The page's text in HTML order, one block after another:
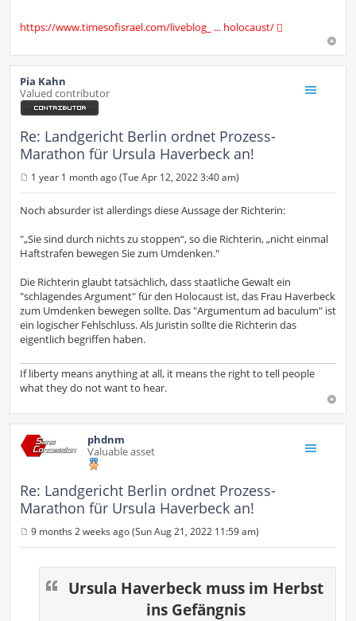
https://www.timesofisrael.com/liveblog_ ... holocaust/
Pia Kahn
Valued contributor
Re: Landgericht Berlin ordnet Prozess-
Marathon für Ursula Haverbeck an!
o
s
1 year 1 month ago (Tue Apr 12, 2022 3:40 am)
Noch absurder ist allerdings diese Aussage der Richterin:
"„Sie sind durch nichts zu stoppen“, so die Richterin, „nicht einmal
Haftstrafen bewegen Sie zum Umdenken."
Die Richterin glaubt tatsächlich, dass staatliche Gewalt ein
"schlagendes Argument" für den Holocaust ist, das Frau Haverbeck
zum Umdenken bewegen sollte. Das "Argumentum ad baculum" ist
ein logischer Fehlschluss. Als Juristin sollte die Richterin das
eigentlich begriffen haben.
If liberty means anything at all, it means the right to tell people
what they do not want to hear.
phdnm
Valuable asset
Re: Landgericht Berlin ordnet Prozess-
Marathon für Ursula Haverbeck an!
o
9 months 2 weeks ago (Sun Aug 21, 2022 11:59 am)
Ursula Haverbeck muss im Herbst
ins Gefängnis